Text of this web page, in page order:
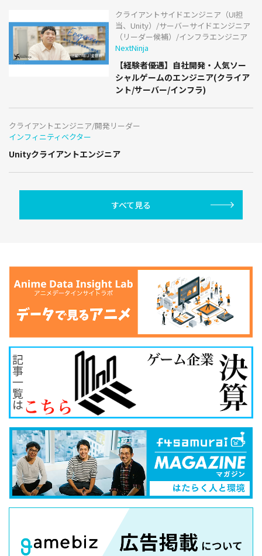
クライアントサイドエンジニア（UI担
当、Unity）/サーバーサイドエンジニア
（リーダー候補）/インフラエンジニア
NextNinja
【経験者優遇】自社開発・人気ソー
シャルゲームのエンジニア(クライア
ント/サーバー/インフラ)
クライアントエンジニア/開発リーダー
インフィニティベクター
Unityクライアントエンジニア
すべて見る